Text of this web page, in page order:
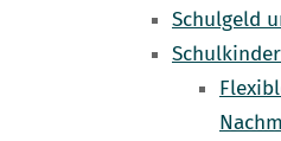
Schulgeld